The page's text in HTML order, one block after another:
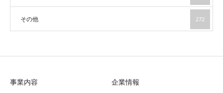
その他 272
事業内容 企業情報